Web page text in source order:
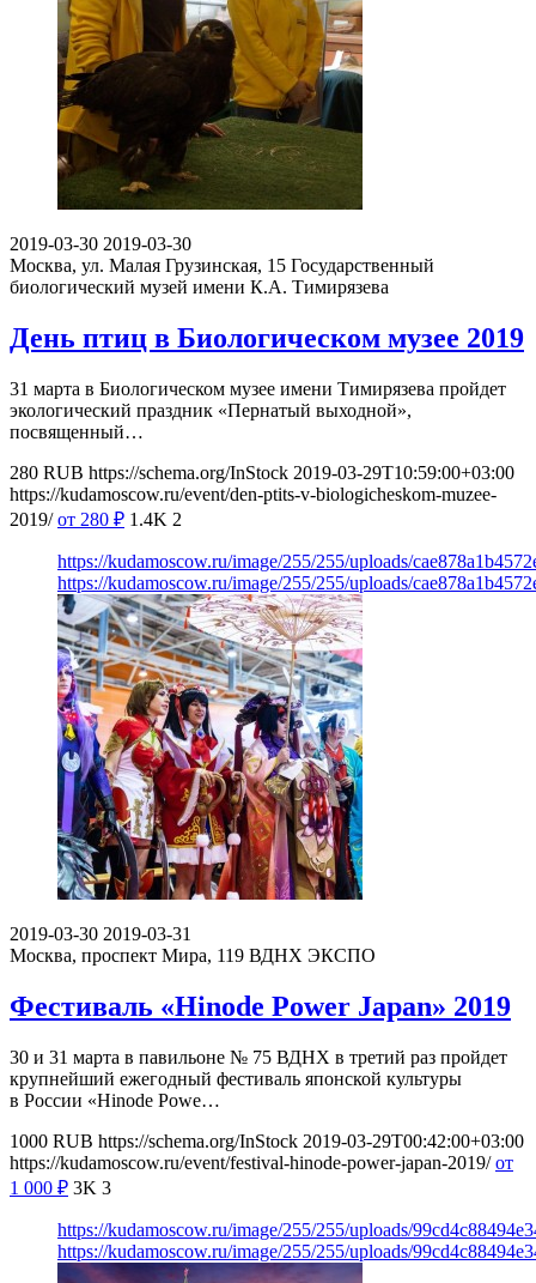
2019-03-30 2019-03-30
Москва, ул. Малая Грузинская, 15 Государственный
биологический музей имени К.А. Тимирязева
День птиц в Биологическом музее 2019
31 марта в Биологическом музее имени Тимирязева пройдет
экологический праздник «Пернатый выходной»,
посвященный…
280 RUB https://schema.org/InStock 2019-03-29T10:59:00+03:00
https://kudamoscow.ru/event/den-ptits-v-biologicheskom-muzee-
2019/ от 280 ₽ 1.4K 2
https://kudamoscow.ru/image/255/255/uploads/
https://kudamoscow.ru/image/255/255/uploads/
2019-03-30 2019-03-31
Москва, проспект Мира, 119 ВДНХ ЭКСПО
Фестиваль «Hinode Power Japan» 2019
30 и 31 марта в павильоне № 75 ВДНХ в третий раз пройдет
крупнейший ежегодный фестиваль японской культуры
в России «Hinode Powe…
1000 RUB https://schema.org/InStock 2019-03-29T00:42:00+03:00
https://kudamoscow.ru/event/festival-hinode-power-japan-2019/ от
1 000 ₽ 3K 3
https://kudamoscow.ru/image/255/255/uploads/
https://kudamoscow.ru/image/255/255/uploads/